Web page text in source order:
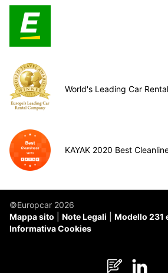
World's Leading Car
KAYAK 2020 Best
©Europcar 2026
Mappa sito
Note Legali
Modello 231
Informativa Cookies